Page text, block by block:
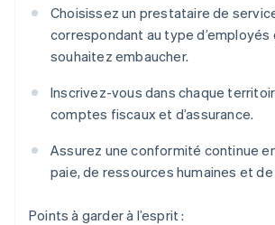
Choisissez un prestataire de
correspondant au type d’employés
souhaitez embaucher.
Inscrivez-vous dans chaque
comptes fiscaux et d’assurance.
Assurez une conformité continue
paie, de ressources humaines et
Points à garder à l’esprit :